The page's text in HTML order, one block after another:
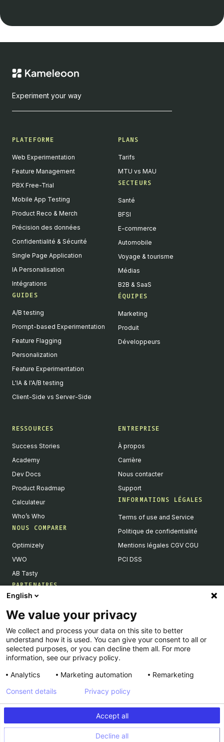
Experiment your way
PLATEFORME
Web Experimentation
Feature Management
PBX Free-Trial
Mobile App Testing
Product Reco & Merch
Précision des données
Confidentialité & Sécurité
Single Page Application
IA Personalisation
Intégrations
GUIDES
A/B testing
Prompt-based Experimentation
Feature Flagging
Personalization
Feature Experimentation
L'IA & l'A/B testing
Client-Side vs Server-Side
PLANS
Tarifs
MTU vs MAU
SECTEURS
Santé
BFSI
E-commerce
Automobile
Voyage & tourisme
Médias
B2B & SaaS
ÉQUIPES
Marketing
Produit
Développeurs
RESSOURCES
Success Stories
Academy
Dev Docs
Product Roadmap
Calculateur
Who’s Who
NOUS COMPARER
Optimizely
VWO
AB Tasty
PARTENAIRES
Devenir partenaires
Liste de nos intégrations
Agences Partenaires
ENTREPRISE
À propos
Carrière
Nous contacter
Support
INFORMATIONS LÉGALES
Terms of use and Service
Politique de confidentialité
Mentions légales CGV CGU
PCI DSS
© Kameleoon — 2026 All rights Reserved
Privacy policy
English
We value your privacy
We collect and process your data on this site to better
understand how it is used. You can give your consent to all or
selected purposes, or you can decline them all. For more
information, see our privacy policy.
Analytics
Marketing automation Remarketing
Accept all
Decline all
Consent details Privacy policy